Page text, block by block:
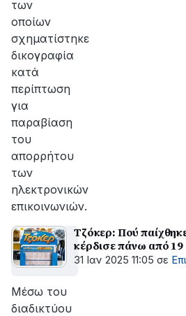
των
οποίων
σχηματίστηκε
δικογραφία
κατά
περίπτωση
για
παραβίαση
του
απορρήτου
των
ηλεκτρονικών
επικοινωνιών.
Τζόκερ: Πού
κέρδισε πάνω από
31 Ιαν 2025 11:05 σε
Μέσω του
διαδικτύου